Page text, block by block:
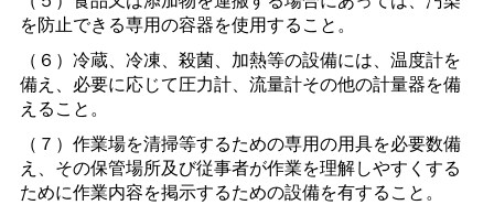
を防止できる専用の容器を使用すること。
（６）冷蔵、冷凍、殺菌、加熱等の設備には、温度計を
備え、必要に応じて圧力計、流量計その他の計量器を備
えること。
（７）作業場を清掃等するための専用の用具を必要数備
え、その保管場所及び従事者が作業を理解しやすくする
ために作業内容を掲示するための設備を有すること。